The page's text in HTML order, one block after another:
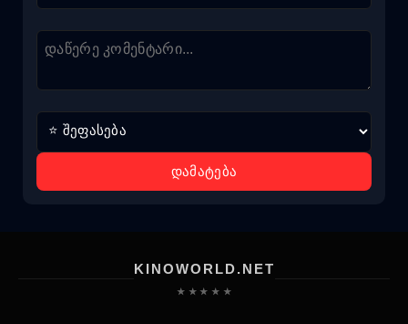
დამატება
KINOWORLD.NET
★ ★ ★ ★ ★